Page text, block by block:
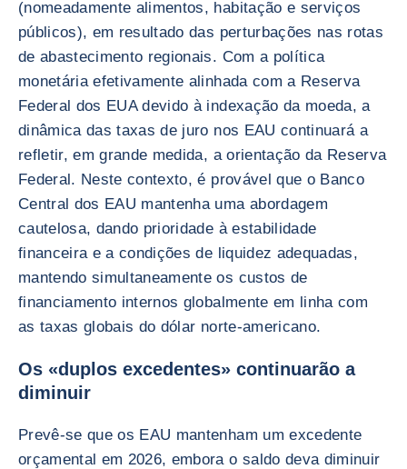
(nomeadamente alimentos, habitação e serviços
públicos), em resultado das perturbações nas rotas
de abastecimento regionais. Com a política
monetária efetivamente alinhada com a Reserva
Federal dos EUA devido à indexação da moeda, a
dinâmica das taxas de juro nos EAU continuará a
refletir, em grande medida, a orientação da Reserva
Federal. Neste contexto, é provável que o Banco
Central dos EAU mantenha uma abordagem
cautelosa, dando prioridade à estabilidade
financeira e a condições de liquidez adequadas,
mantendo simultaneamente os custos de
financiamento internos globalmente em linha com
as taxas globais do dólar norte-americano.
Os «duplos excedentes» continuarão a
diminuir
Prevê-se que os EAU mantenham um excedente
orçamental em 2026, embora o saldo deva diminuir